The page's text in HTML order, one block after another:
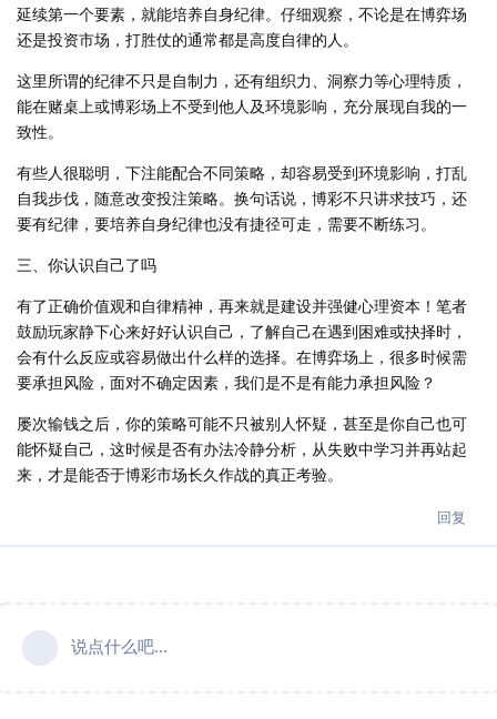
延续第一个要素，就能培养自身纪律。仔细观察，不论是在博弈场
还是投资市场，打胜仗的通常都是高度自律的人。
这里所谓的纪律不只是自制力，还有组织力、洞察力等心理特质，
能在赌桌上或博彩场上不受到他人及环境影响，充分展现自我的一
致性。
有些人很聪明，下注能配合不同策略，却容易受到环境影响，打乱
自我步伐，随意改变投注策略。换句话说，博彩不只讲求技巧，还
要有纪律，要培养自身纪律也没有捷径可走，需要不断练习。
三、你认识自己了吗
有了正确价值观和自律精神，再来就是建设并强健心理资本！笔者
鼓励玩家静下心来好好认识自己，了解自己在遇到困难或抉择时，
会有什么反应或容易做出什么样的选择。在博弈场上，很多时候需
要承担风险，面对不确定因素，我们是不是有能力承担风险？
屡次输钱之后，你的策略可能不只被别人怀疑，甚至是你自己也可
能怀疑自己，这时候是否有办法冷静分析，从失败中学习并再站起
来，才是能否于博彩市场长久作战的真正考验。
回复
说点什么吧...